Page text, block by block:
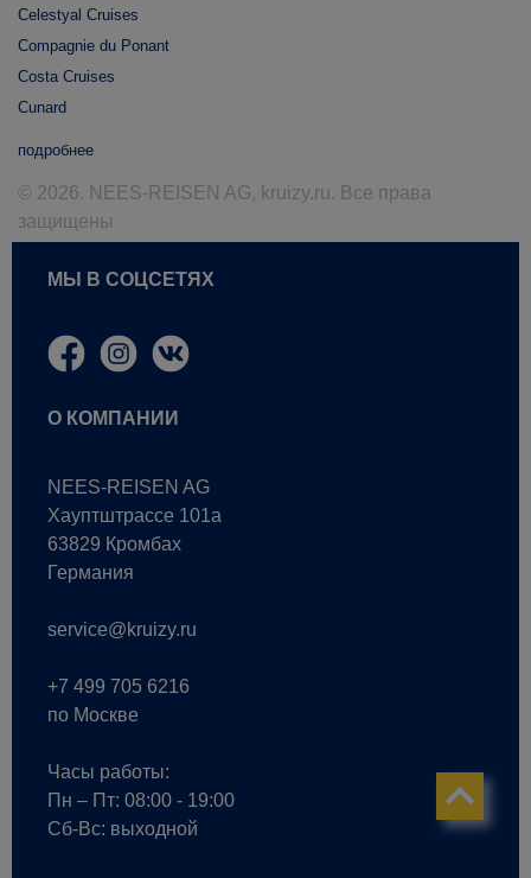
Celestyal Cruises
Compagnie du Ponant
Costa Cruises
Cunard
подробнее
© 2026. NEES-REISEN AG, kruizy.ru. Все права
защищены
МЫ В СОЦСЕТЯХ
О КОМПАНИИ
NEES-REISEN AG
Хауптштрассе 101a
63829 Кромбах
Германия
service@kruizy.ru
+7 499 705 6216
по Москве
Часы работы:
Пн – Пт: 08:00 - 19:00
Сб-Вс: выходной